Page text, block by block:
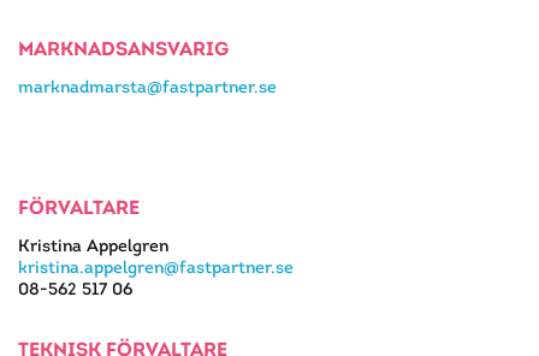
MARKNADSANSVARIG
marknadmarsta@fastpartner.se
FÖRVALTARE
Kristina Appelgren
kristina.appelgren@fastpartner.se
08-562 517 06
TEKNISK FÖRVALTARE